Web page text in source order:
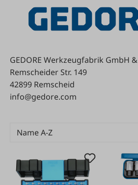
GEDORE Werkzeugfabrik GmbH &
Remscheider Str. 149
42899 Remscheid
info@gedore.com